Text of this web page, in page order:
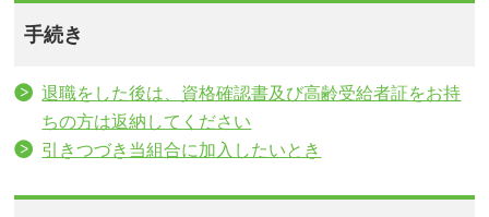
手続き
退職をした後は、資格確認書及び高齢受給者証をお持
ちの方は返納してください
引きつづき当組合に加入したいとき